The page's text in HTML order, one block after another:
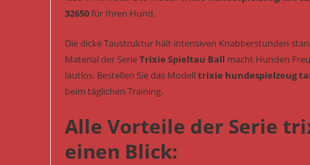
32650für Ihren Hund.
Die dicke Taustruktur hält intensiven Knabberstunden
Material der SerieTrixie Spieltau Ball macht Hunden
lautlos. Bestellen Sie das Modelltrixie hundespielzeug
beim täglichen Training.
Alle Vorteile der Serie
einen Blick: